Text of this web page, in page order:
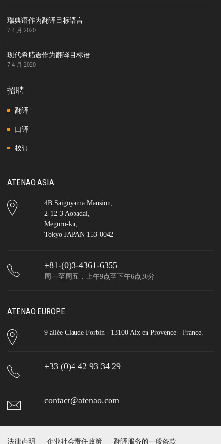
瑞典语作为翻译目标语言
7 4 月 2020
现代希腊语作为翻译目标语
7 4 月 2020
招聘
翻译
口译
校订
ATENAO ASIA
4B Saigoyama Mansion,
2-12-3 Aobadai,
Meguro-ku,
Tokyo JAPAN 153-0042
+81-(0)3-4361-6355
周一至周五，上午9点至下午6点30分
ATENAO EUROPE
9 allée Claude Forbin - 13100 Aix en Provence - France.
+33 (0)4 42 93 34 29
contact@atenao.com
法律声明 企业社会责任政策 翻译服务的一般条款